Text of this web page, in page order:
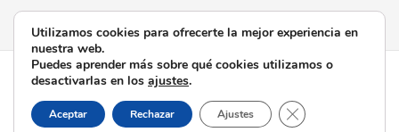
Todos los derechos © 2026 Esperanza de Triana | Funciona
gracias aTema Astra para WordPress
Utilizamos cookies para ofrecerte la mejor experiencia en
nuestra web.
Puedes aprender más sobre qué cookies utilizamos o
desactivarlas en los ajustes.
Aceptar Rechazar Ajustes Cerrar el banner